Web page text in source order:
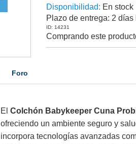
Disponibilidad: En stock
Plazo de entrega: 2 días
ID: 14231
Comprando este
Foro
El Colchón Babykeeper Cuna
ofreciendo un ambiente seguro y
incorpora tecnologías avanzadas